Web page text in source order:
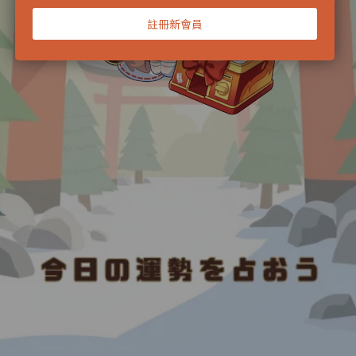
註冊新會員